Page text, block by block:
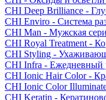
CHI Deep Brilliance -
CHI Enviro - Система
CHI Man - Мужская
CHI Royal Treatment -
CHI Styling -
CHI Infra - Ежедневный
CHI Ionic Hair Color -
CHI Ionic Color
CHI Keratin -